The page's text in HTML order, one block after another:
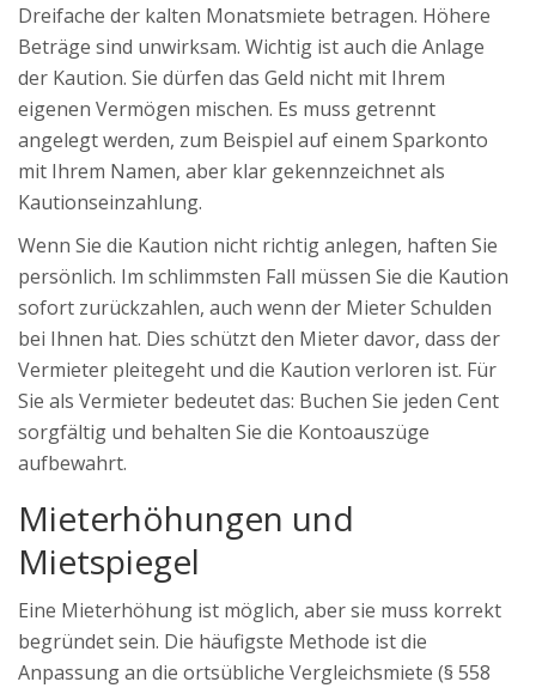
Dreifache der kalten Monatsmiete betragen. Höhere
Beträge sind unwirksam. Wichtig ist auch die Anlage
der Kaution. Sie dürfen das Geld nicht mit Ihrem
eigenen Vermögen mischen. Es muss getrennt
angelegt werden, zum Beispiel auf einem Sparkonto
mit Ihrem Namen, aber klar gekennzeichnet als
Kautionseinzahlung.
Wenn Sie die Kaution nicht richtig anlegen, haften Sie
persönlich. Im schlimmsten Fall müssen Sie die Kaution
sofort zurückzahlen, auch wenn der Mieter Schulden
bei Ihnen hat. Dies schützt den Mieter davor, dass der
Vermieter pleitegeht und die Kaution verloren ist. Für
Sie als Vermieter bedeutet das: Buchen Sie jeden Cent
sorgfältig und behalten Sie die Kontoauszüge
aufbewahrt.
Mieterhöhungen und
Mietspiegel
Eine Mieterhöhung ist möglich, aber sie muss korrekt
begründet sein. Die häufigste Methode ist die
Anpassung an die ortsübliche Vergleichsmiete (§ 558